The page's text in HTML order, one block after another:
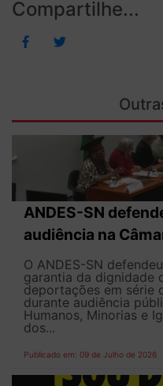
Compartilhe...
ANDES-SN
audiência na
O ANDES-SN
garantia da dignidade
deportações em série
durante audiência
Humanos, Minorias e
dos...
Publicado em: 09 de Julho de 2026